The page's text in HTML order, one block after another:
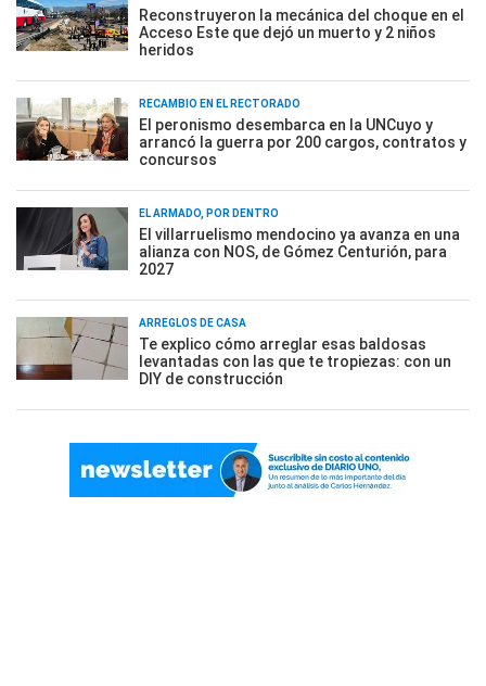
Reconstruyeron la mecánica del choque en el
Acceso Este que dejó un muerto y 2 niños
heridos
RECAMBIO EN EL RECTORADO
El peronismo desembarca en la UNCuyo y
arrancó la guerra por 200 cargos, contratos y
concursos
EL ARMADO, POR DENTRO
El villarruelismo mendocino ya avanza en una
alianza con NOS, de Gómez Centurión, para
2027
ARREGLOS DE CASA
Te explico cómo arreglar esas baldosas
levantadas con las que te tropiezas: con un
DIY de construcción